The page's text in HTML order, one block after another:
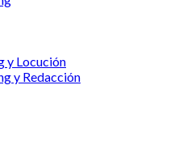
y Locución
y Redacción